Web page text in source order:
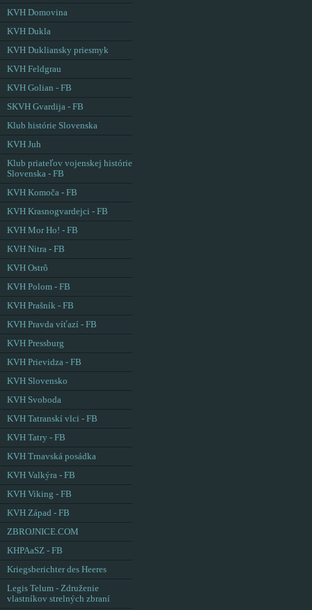
KVH Domovina
KVH Dukla
KVH Dukliansky priesmyk
KVH Feldgrau
KVH Golian - FB
SKVH Gvardija - FB
Klub histórie Slovenska
KVH Juh
Klub priateľov vojenskej histórie
Slovenska - FB
KVH Komoča - FB
KVH Krasnogvardejci - FB
KVH Mor Ho! - FB
KVH Nitra - FB
KVH Ostrô
KVH Polom - FB
KVH Prašník - FB
KVH Pravda víťazí - FB
KVH Pressburg
KVH Prievidza - FB
KVH Slovensko
KVH Svoboda
KVH Tatranskí vlci - FB
KVH Tatry - FB
KVH Trnavská posádka
KVH Valkýra - FB
KVH Viking - FB
KVH Západ - FB
ZBROJNICE.COM
KHPAaSZ - FB
Kriegsberichter des Heeres
Legis Telum - Združenie
vlastníkov strelných zbraní